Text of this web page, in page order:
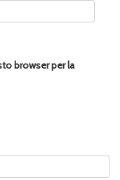
browser per la